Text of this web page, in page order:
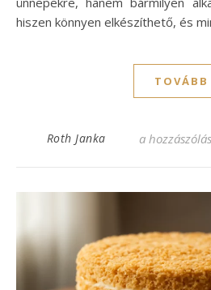
hiszen könnyen elkészíthető, és
TOVÁBB
Roth Janka Oroszkrém
a